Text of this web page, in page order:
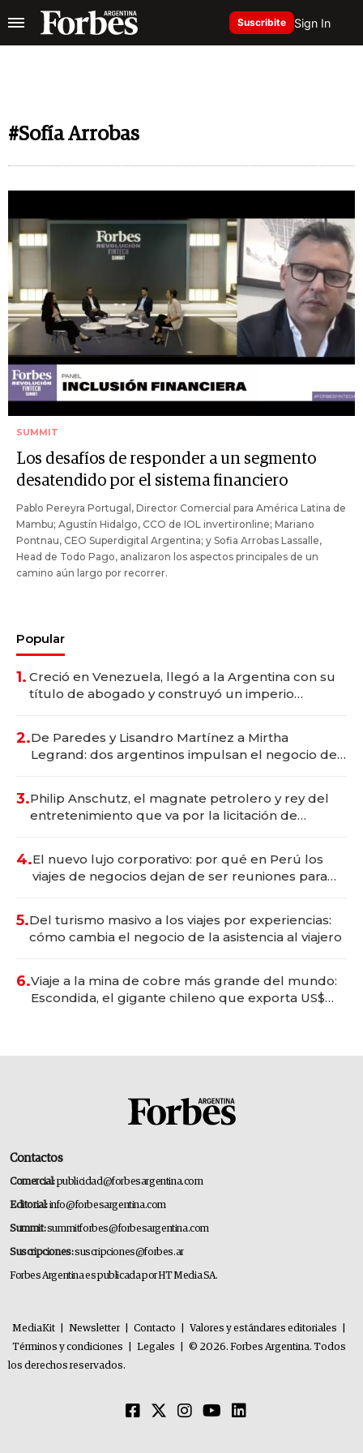
Suscribite Sign In
#Sofía Arrobas
SUMMIT
Los desafíos de responder a un segmento
desatendido por el sistema financiero
Pablo Pereyra Portugal, Director Comercial para América Latina de
Mambu; Agustín Hidalgo, CCO de IOL invertironline; Mariano
Pontnau, CEO Superdigital Argentina; y Sofia Arrobas Lassalle,
Head de Todo Pago, analizaron los aspectos principales de un
camino aún largo por recorrer.
Popular
1. Creció en Venezuela, llegó a la Argentina con su
título de abogado y construyó un imperio
2.De Paredes y Lisandro Martínez a Mirtha
Legrand: dos argentinos impulsan el negocio del
3.Philip Anschutz, el magnate petrolero y rey del
entretenimiento que va por la licitación de
4.El nuevo lujo corporativo: por qué en Perú los
viajes de negocios dejan de ser reuniones para
5.Del turismo masivo a los viajes por experiencias:
cómo cambia el negocio de la asistencia al viajero
6.Viaje a la mina de cobre más grande del mundo:
Escondida, el gigante chileno que exporta US$
Contactos
Comercial:publicidad@forbesargentina.com
Editorial:info@forbesargentina.com
Summit:summitforbes@forbesargentina.com
Suscripciones:suscripciones@forbes.ar
Forbes Argentina es publicada por HT Media SA.
MediaKit Newsletter Contacto Valores y estándares editoriales
Términos y condiciones
Legales
© 2026. Forbes Argentina. Todos
los derechos reservados.